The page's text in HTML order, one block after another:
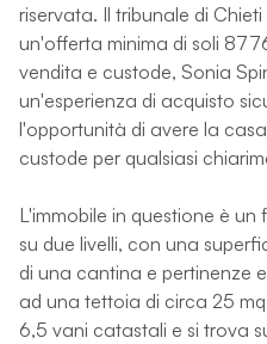
riservata. Il tribunale di
un'offerta minima di soli
vendita e custode, Sonia
un'esperienza di acquisto
l'opportunità di avere la
custode per qualsiasi
L'immobile in questione è
su due livelli, con una
di una cantina e pertinenze
ad una tettoia di circa 25
6,5 vani catastali e si trova